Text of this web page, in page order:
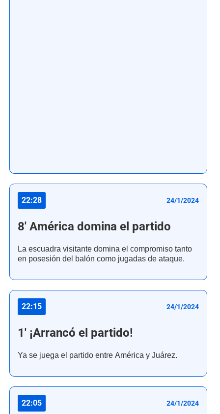
22:28 24/1/2024
8' América domina el partido
La escuadra visitante domina el compromiso tanto
en posesión del balón como jugadas de ataque.
22:15 24/1/2024
1' ¡Arrancó el partido!
Ya se juega el partido entre América y Juárez.
22:05 24/1/2024